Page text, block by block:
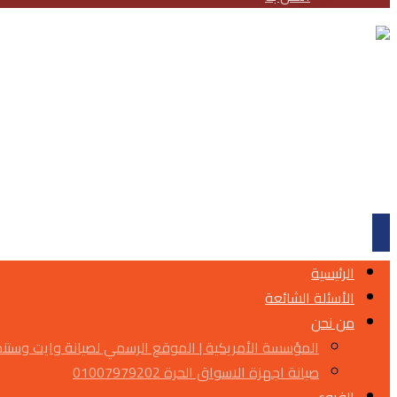
الرئيسية
الأسئلة الشائعة
من نحن
المؤسسة الأمريكية | الموقع الرسمي لصيانة وايت
صيانة اجهزة الاسواق الحرة 01007979202